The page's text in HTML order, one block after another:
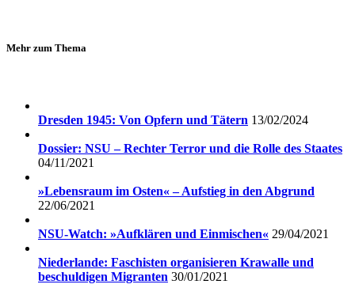
Mehr zum Thema
Dresden 1945: Von Opfern und Tätern 13/02/2024
Dossier: NSU – Rechter Terror und die Rolle des Staates
04/11/2021
»Lebensraum im Osten« – Aufstieg in den Abgrund
22/06/2021
NSU-Watch: »Aufklären und Einmischen« 29/04/2021
Niederlande: Faschisten organisieren Krawalle und
beschuldigen Migranten 30/01/2021